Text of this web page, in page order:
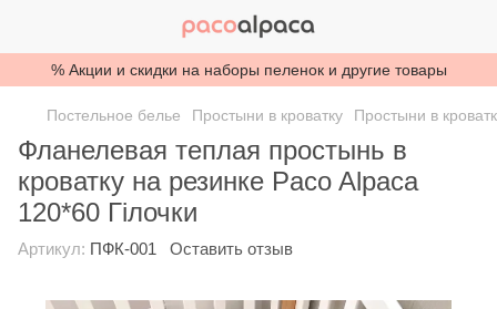
% Акции и скидки на наборы пеленок и другие товары
Постельное белье Простыни в кроватку Простыни в
Фланелевая теплая простынь в
кроватку на резинке Paco Alpaca
120*60 Гілочки
Артикул: ПФК-001 Оставить отзыв